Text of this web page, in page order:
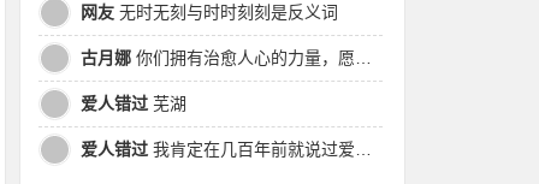
网友 无时无刻与时时刻刻是反义词
古月娜 你们拥有治愈人心的力量，愿也将丑陋的人性一起泯灭吧！
爱人错过 芜湖
爱人错过 我肯定在几百年前就说过爱你，只是你忘了，我也记不起。我肯定在几百年前就说过爱你，只是你忘了，我也记不起。 走过路过没遇过，回头转头还是错。你我不曾感受过，相撞在街口，相撞在街口。